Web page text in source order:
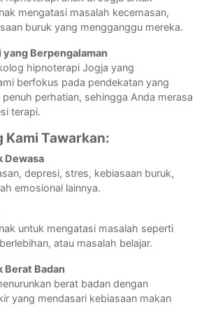
mengatasi masalah kecemasan,
buruk yang mengganggu mereka.
Berpengalaman
hipnoterapi Jogja yang
berfokus pada pendekatan yang
perhatian, sehingga Anda merasa
terapi.
Kami Tawarkan:
Dewasa
depresi, stres, kebiasaan buruk,
emosional lainnya.
untuk mengatasi masalah seperti
atau masalah belajar.
Badan
berat badan dengan
yang mendasari kebiasaan makan